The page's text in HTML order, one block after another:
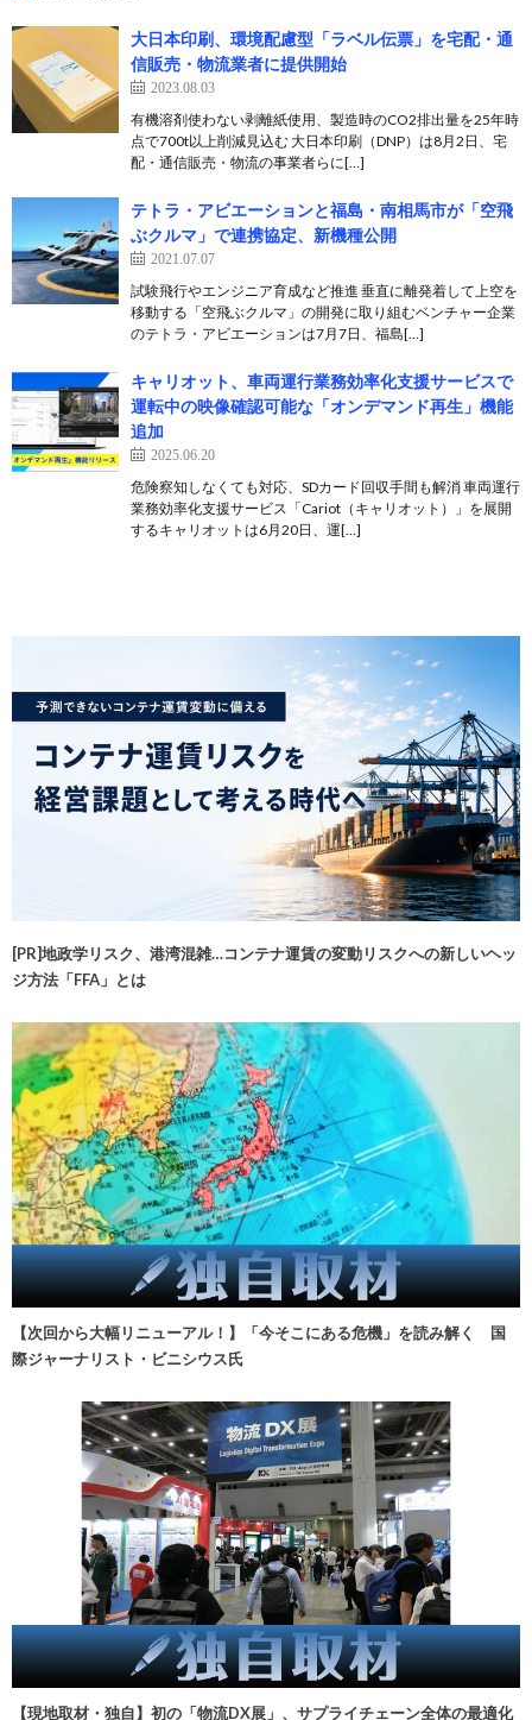
大日本印刷、環境配慮型「ラベル伝票」を宅配・通
信販売・物流業者に提供開始
2023.08.03
有機溶剤使わない剥離紙使用、製造時のCO2排出量を25年時
点で700t以上削減見込む 大日本印刷（DNP）は8月2日、宅
配・通信販売・物流の事業者らに[…]
テトラ・アビエーションと福島・南相馬市が「空飛
ぶクルマ」で連携協定、新機種公開
2021.07.07
試験飛行やエンジニア育成など推進 垂直に離発着して上空を
移動する「空飛ぶクルマ」の開発に取り組むベンチャー企業
のテトラ・アビエーションは7月7日、福島[…]
キャリオット、車両運行業務効率化支援サービスで
運転中の映像確認可能な「オンデマンド再生」機能
追加
2025.06.20
危険察知しなくても対応、SDカード回収手間も解消 車両運行
業務効率化支援サービス「Cariot（キャリオット）」を展開
するキャリオットは6月20日、運[…]
[PR]地政学リスク、港湾混雑…コンテナ運賃の変動リスクへの新しいヘッ
ジ方法「FFA」とは
【次回から大幅リニューアル！】「今そこにある危機」を読み解く 国
際ジャーナリスト・ビニシウス氏
【現地取材・独自】初の「物流DX展」、サプライチェーン全体の最適化